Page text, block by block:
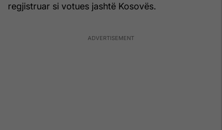
regjistruar si votues jashtë Kosovës.